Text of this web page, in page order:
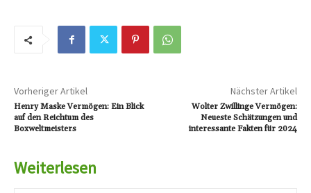
Vorheriger Artikel
Henry Maske Vermögen: Ein Blick
auf den Reichtum des
Boxweltmeisters
Nächster Artikel
Wolter Zwillinge Vermögen:
Neueste Schätzungen und
interessante Fakten für 2024
Weiterlesen